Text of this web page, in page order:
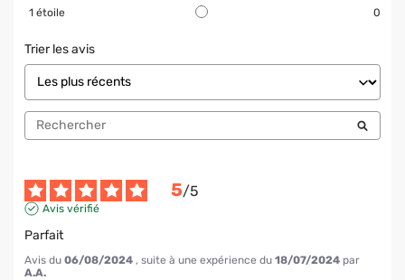
1 étoile 0
Trier les avis
5/5
Avis vérifié
Parfait
Avis du 06/08/2024 , suite à une expérience du 18/07/2024 par
A.A.